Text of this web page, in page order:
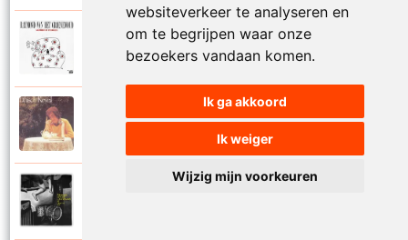
websiteverkeer te analyseren en
om te begrijpen waar onze
bezoekers vandaan komen.
Ik ga akkoord
Ik weiger
Wijzig mijn voorkeuren
Raymond Van Het Groenewoud
Mijnheer de postbode
Raymond Van Het Groenewoud